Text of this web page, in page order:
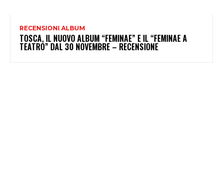
RECENSIONI ALBUM
TOSCA, IL NUOVO ALBUM “FEMINAE” E IL “FEMINAE A
TEATRO” DAL 30 NOVEMBRE – RECENSIONE